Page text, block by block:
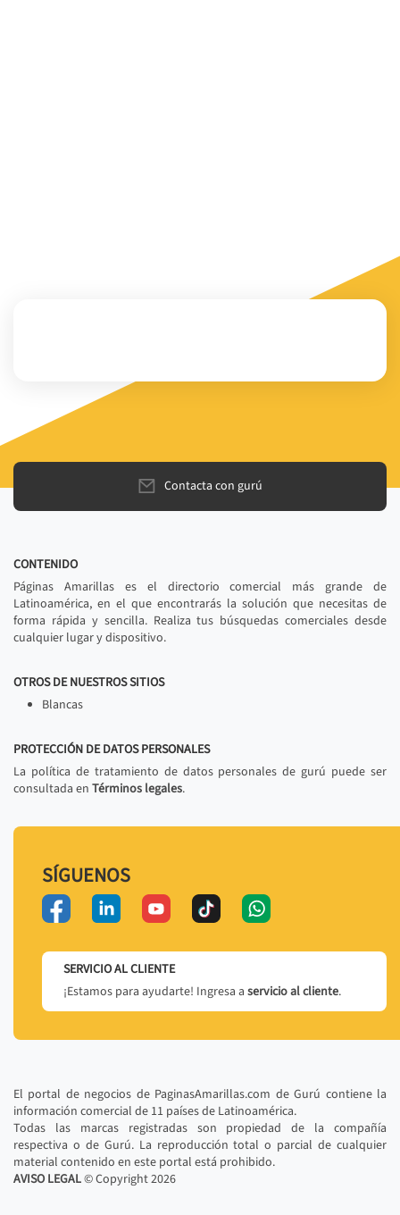
Contacta con gurú
CONTENIDO
Páginas Amarillas es el directorio comercial más grande de
Latinoamérica, en el que encontrarás la solución que necesitas de
forma rápida y sencilla. Realiza tus búsquedas comerciales desde
cualquier lugar y dispositivo.
OTROS DE NUESTROS SITIOS
Blancas
PROTECCIÓN DE DATOS PERSONALES
La política de tratamiento de datos personales de gurú puede ser
consultada en Términos legales.
SÍGUENOS
SERVICIO AL CLIENTE
¡Estamos para ayudarte! Ingresa a servicio al cliente.
El portal de negocios de PaginasAmarillas.com de Gurú contiene la
información comercial de 11 países de Latinoamérica.
Todas las marcas registradas son propiedad de la compañía
respectiva o de Gurú. La reproducción total o parcial de cualquier
material contenido en este portal está prohibido.
AVISO LEGAL© Copyright2026